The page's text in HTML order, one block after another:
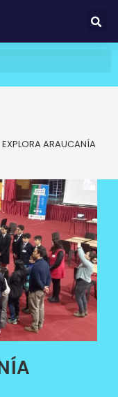
EXPLORA ARAUCANÍA